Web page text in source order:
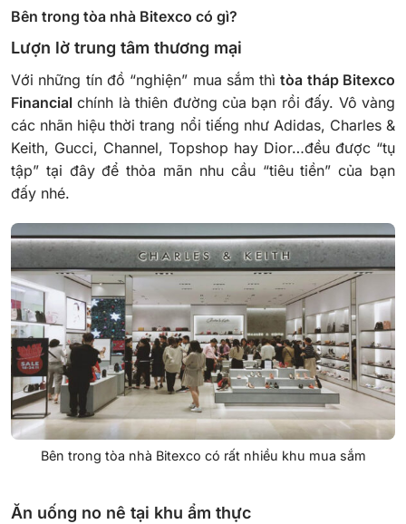
Bên trong tòa nhà Bitexco có gì?
Lượn lờ trung tâm thương mại
Với những tín đồ “nghiện” mua sắm thìtòa tháp Bitexco
Financial chính là thiên đường của bạn rồi đấy. Vô vàng
các nhãn hiệu thời trang nổi tiếng như Adidas, Charles &
Keith, Gucci, Channel, Topshop hay Dior…đều được “tụ
tập” tại đây để thỏa mãn nhu cầu “tiêu tiền” của bạn
đấy nhé.
Bên trong tòa nhà Bitexco có rất nhiều khu mua sắm
Ăn uống no nê tại khu ẩm thực